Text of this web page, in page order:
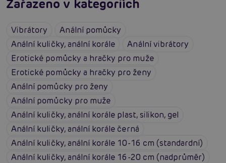
Zařazeno v kategoriích
Vibrátory
Anální pomůcky
Anální kuličky, anální korále
Anální vibrátory
Erotické pomůcky a hračky pro muže
Erotické pomůcky a hračky pro ženy
Anální pomůcky pro ženy
Anální pomůcky pro muže
Anální kuličky, anální korále plast, silikon, gel
Anální kuličky, anální korále černá
Anální kuličky, anální korále 10-16 cm (standardní)
Anální kuličky, anální korále 16-20 cm (nadprůměr)